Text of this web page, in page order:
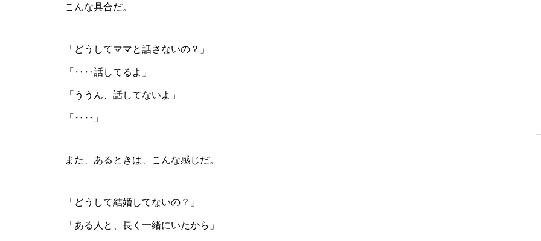
こんな具合だ。
「どうしてママと話さないの？」
「‥‥話してるよ」
「ううん、話してないよ」
「‥‥」
また、あるときは、こんな感じだ。
「どうして結婚してないの？」
「ある人と、長く一緒にいたから」